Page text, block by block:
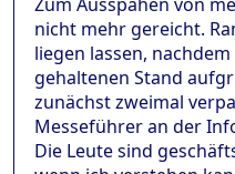
nicht mehr gereicht.
liegen lassen,
gehaltenen Stand
zunächst zweimal
Messeführer an der
Die Leute sind